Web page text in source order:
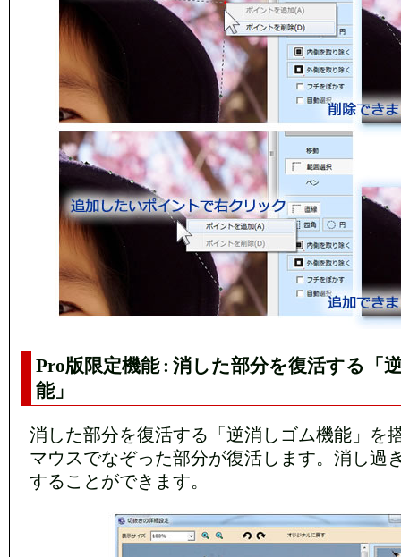
Pro版限定機能 : 消した部分を復活する「
能」
消した部分を復活する「逆消しゴム機能」を
マウスでなぞった部分が復活します。消し過
することができます。